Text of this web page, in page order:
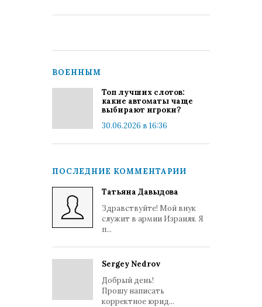
ВОЕННЫМ
Топ лучших слотов:
какие автоматы чаще
выбирают игроки?
30.06.2026 в 16:36
ПОСЛЕДНИЕ КОММЕНТАРИИ
Татьяна Давыдова
Здравствуйте! Мой внук
служит в армии Израиля. Я
п...
Sergey Nedrov
Добрый день!
Прошу написать
корректное юрид...